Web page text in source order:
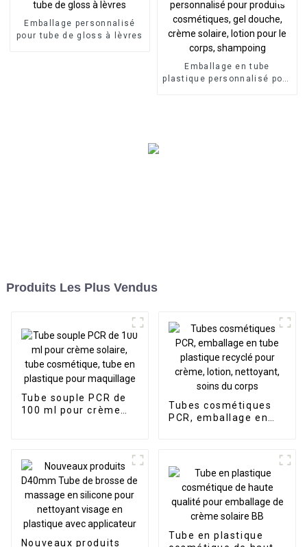
Emballage personnalisé
pour tube de gloss à lèvres
Emballage en tube
plastique personnalisé pour
Produits Les Plus Vendus
Tube souple PCR de
100 ml pour crème
maquillage
Tubes cosmétiques
PCR, emballage en
soins du corps
Nouveaux produits
Tube en plastique